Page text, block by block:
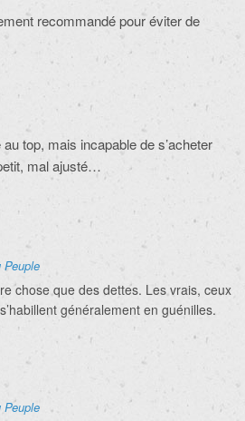
recommandé pour éviter de
au top, mais incapable de s’acheter
mal ajusté…
Peuple
chose que des dettes. Les vrais, ceux
généralement en guénilles.
Peuple